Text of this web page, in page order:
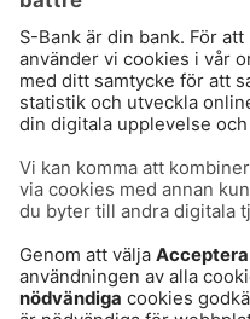
Användarvillkor
Dataskydd
Cookies